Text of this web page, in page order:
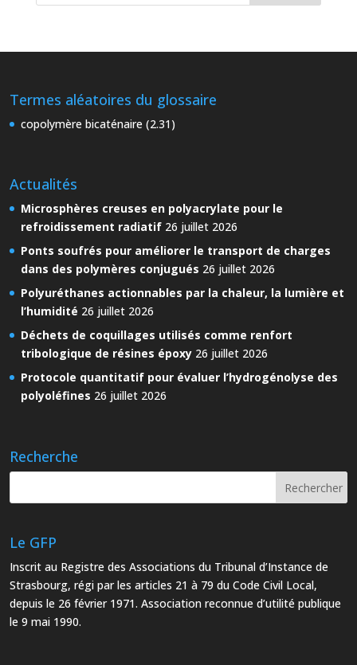
Termes aléatoires du glossaire
copolymère bicaténaire (2.31)
Actualités
Microsphères creuses en polyacrylate pour le
refroidissement radiatif 26 juillet 2026
Ponts soufrés pour améliorer le transport de charges
dans des polymères conjugués 26 juillet 2026
Polyuréthanes actionnables par la chaleur, la lumière et
l’humidité 26 juillet 2026
Déchets de coquillages utilisés comme renfort
tribologique de résines époxy 26 juillet 2026
Protocole quantitatif pour évaluer l’hydrogénolyse des
polyoléfines 26 juillet 2026
Recherche
Le GFP
Inscrit au Registre des Associations du Tribunal d’Instance de
Strasbourg, régi par les articles 21 à 79 du Code Civil Local,
depuis le 26 février 1971. Association reconnue d’utilité publique
le 9 mai 1990.